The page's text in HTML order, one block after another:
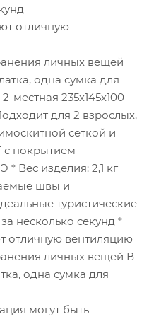
отличную
личных вещей
одна сумка для
местная 235х145х100
для 2 взрослых,
сеткой и
с покрытием
* Вес изделия: 2,1 кг
швы и
туристические
несколько секунд *
отличную вентиляцию
личных вещей В
одна сумка для
могут быть